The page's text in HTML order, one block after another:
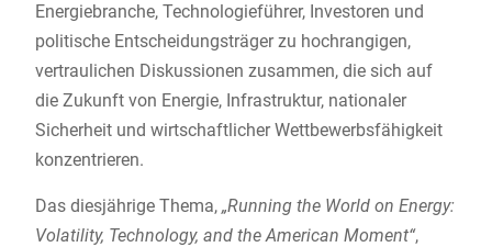
Energiebranche, Technologieführer, Investoren und
politische Entscheidungsträger zu hochrangigen,
vertraulichen Diskussionen zusammen, die sich auf
die Zukunft von Energie, Infrastruktur, nationaler
Sicherheit und wirtschaftlicher Wettbewerbsfähigkeit
konzentrieren.
Das diesjährige Thema, „Running the World on Energy:
Volatility, Technology, and the American Moment“,